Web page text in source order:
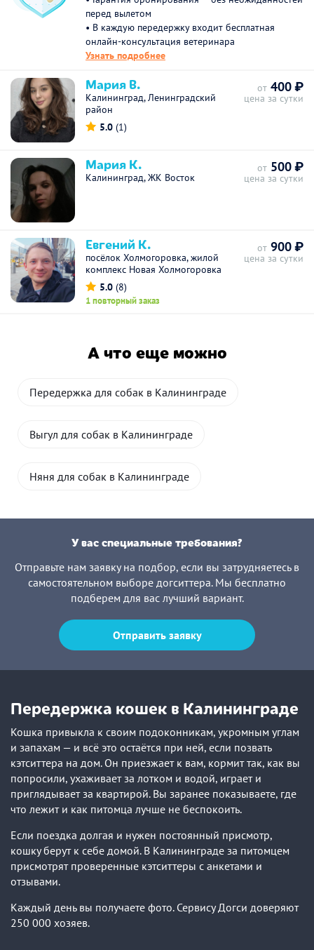
перед вылетом
• В каждую передержку входит бесплатная
онлайн-консультация ветеринара
Узнать подробнее
Мария В.
Калининград, Ленинградский
район
5.0 (1)
от 400 ₽
цена за сутки
Мария К.
Калининград, ЖК Восток
от 500 ₽
цена за сутки
Евгений К.
посёлок Холмогоровка, жилой
комплекс Новая Холмогоровка
5.0 (8)
1 повторный заказ
от 900 ₽
цена за сутки
А что еще можно
Передержка для собак в Калининграде
Выгул для собак в Калининграде
Няня для собак в Калининграде
У вас специальные требования?
Отправьте нам заявку на подбор, если вы затрудняетесь в
самостоятельном выборе догситтера. Мы бесплатно
подберем для вас лучший вариант.
Отправить заявку
Передержка кошек в Калининграде
Кошка привыкла к своим подоконникам, укромным углам
и запахам — и всё это остаётся при ней, если позвать
кэтситтера на дом. Он приезжает к вам, кормит так, как вы
попросили, ухаживает за лотком и водой, играет и
приглядывает за квартирой. Вы заранее показываете, где
что лежит и как питомца лучше не беспокоить.
Если поездка долгая и нужен постоянный присмотр,
кошку берут к себе домой. В Калининграде за питомцем
присмотрят проверенные кэтситтеры с анкетами и
отзывами.
Каждый день вы получаете фото. Сервису Догси доверяют
250 000 хозяев.